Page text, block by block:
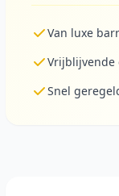
Van luxe
Vrijblijvende
Snel